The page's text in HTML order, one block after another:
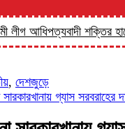
আধিপত্যবাদী শক্তির হাতের
, দেশজুড়ে
সারকারখানায় গ্যাস সরবরাহের